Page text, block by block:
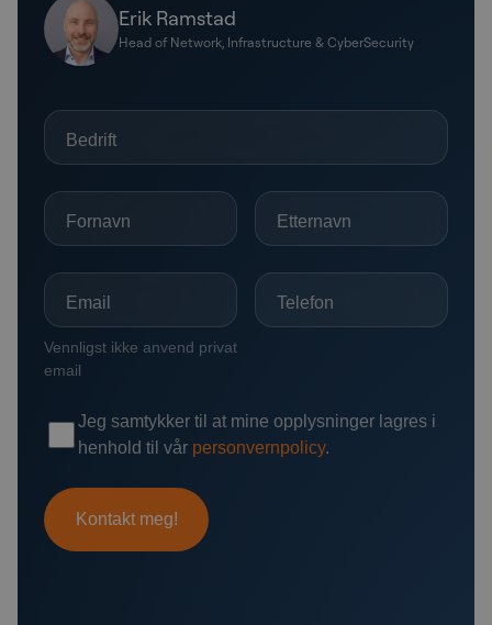
Erik Ramstad
Head of Network, Infrastructure & CyberSecurity